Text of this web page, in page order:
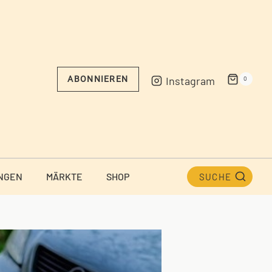
ABONNIEREN Instagram 0
MÄRKTE SHOP SUCHE